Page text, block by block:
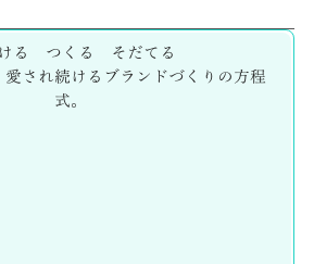
る つくる そだてる
され続けるブランドづくりの方程
式。